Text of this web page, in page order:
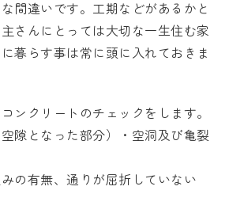
間違いです。工期などがあるかと
さんにとっては大切な一生住む家
暮らす事は常に頭に入れておきま
ンクリートのチェックをします。
隙となった部分）・空洞及び亀裂
の有無、通りが屈折していない